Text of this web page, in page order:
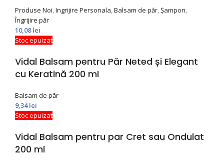
Produse Noi,Ingrijire Personala,Balsam de păr,Şampon,
Îngrijire păr
10,08lei
Stoc epuizat
Vidal Balsam pentru Păr Neted și Elegant
cu Keratină 200 ml
Balsam de păr
9,34lei
Stoc epuizat
Vidal Balsam pentru par Cret sau Ondulat
200 ml